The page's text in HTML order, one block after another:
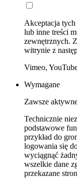
Akceptacja
lub inne treści
zewnętrznych.
witrynie z
Vimeo,
Wymagane
Zawsze
Technicznie
podstawowe
przykład do
logowania się
wyciągnąć
wszelkie dane
przekazane